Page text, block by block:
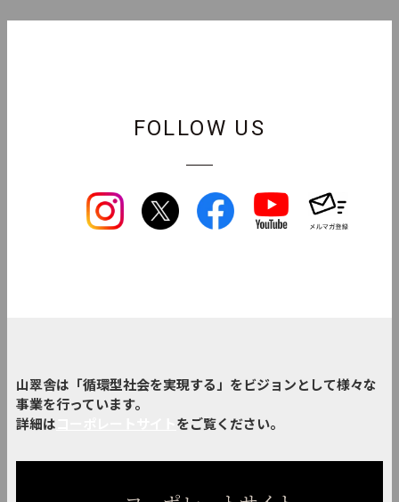
FOLLOW US
山翠舎は「循環型社会を実現する」をビジョンとして様々な
事業を行っています。
詳細は
をご覧ください。